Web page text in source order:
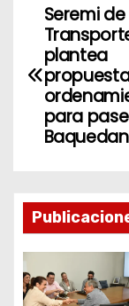
N
v
a
c
i
Seremi de
plantea
para